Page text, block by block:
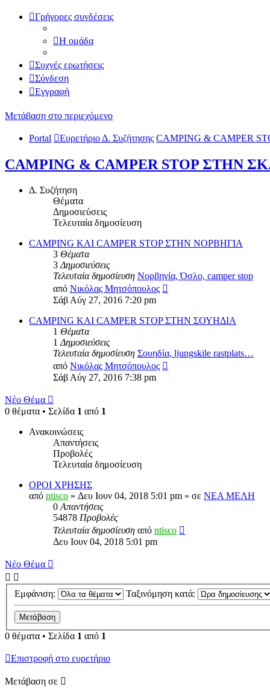
Γρήγορες συνδέσεις
Η ομάδα
Συχνές ερωτήσεις
Σύνδεση
Εγγραφή
Μετάβαση στο περιεχόμενο
Portal Ευρετήριο Δ. Συζήτησης CAMPING & CAMPER
CAMPING & CAMPER STOP ΣΤΗΝ
Δ. Συζήτηση
Θέματα
Δημοσιεύσεις
Τελευταία δημοσίευση
CAMPING KAI CAMPER STOP ΣΤΗΝ ΝΟΡΒΗΓΙΑ
3 Θέματα
3 Δημοσιεύσεις
Τελευταία δημοσίευση Νορβηγία, Όσλο, camper stop
από Νικόλας Μητσόπουλος
δημοσίευσης
Σάβ Αύγ 27, 2016 7:20 pm
CAMPING KAI CAMPER STOP ΣΤΗΝ ΣΟΥΗΔΙΑ
1 Θέματα
1 Δημοσιεύσεις
Τελευταία δημοσίευση Σουηδία, ljungskile rastplats…
από Νικόλας Μητσόπουλος
Σάβ Αύγ 27, 2016 7:38 pm
Νέο Θέμα
0 θέματα • Σελίδα 1 από 1
Ανακοινώσεις
Απαντήσεις
Προβολές
Τελευταία δημοσίευση
ΟΡΟΙ ΧΡΗΣΗΣ
από ntisco » Δευ Ιουν 04, 2018 5:01 pm » σε ΝΕΑ ΜΕΛΗ
0 Απαντήσεις
54878 Προβολές
Τελευταία δημοσίευση από ntisco
Δευ Ιουν 04, 2018 5:01 pm
Νέο Θέμα
Εμφάνιση: Ταξινόμηση κατά:
0 θέματα • Σελίδα 1 από 1
Επιστροφή στο ευρετήριο
Μετάβαση σε